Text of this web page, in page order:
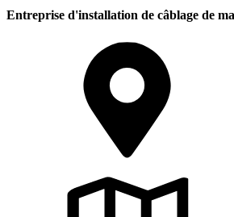
Entreprise d'installation de câblage de